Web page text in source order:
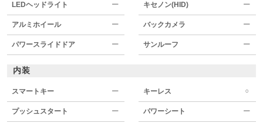
LEDヘッドライト ー キセノン(HID) ー
アルミホイール ー バックカメラ ー
パワースライドドア ー サンルーフ ー
内装
スマートキー ー キーレス ○
プッシュスタート ー パワーシート ー